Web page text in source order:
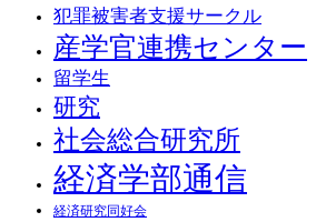
犯罪被害者支援サークル
産学官連携センター
留学生
研究
社会総合研究所
経済学部通信
経済研究同好会